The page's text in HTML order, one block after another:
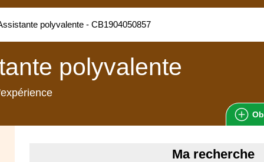
polyvalente - CB1904050857
polyvalente
Ma recherche